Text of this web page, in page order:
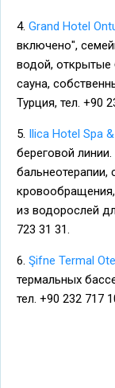
4. Grand Hotel
включено",
водой, открытые
сауна,
Турция, тел. +90
5. Ilica Hotel Spa
береговой
бальнеотерапии,
из водорослей
723 31 31.
6. Şifne Termal
термальных
тел. +90 232 717